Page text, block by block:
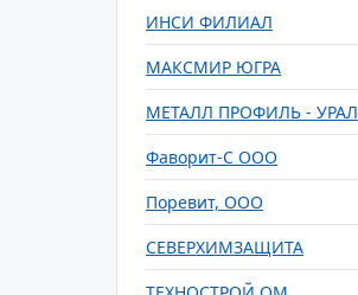
ИНСИ ФИЛИАЛ
МАКСМИР ЮГРА
МЕТАЛЛ ПРОФИЛЬ - УРАЛ
Фаворит-С ООО
Поревит, ООО
СЕВЕРХИМЗАЩИТА